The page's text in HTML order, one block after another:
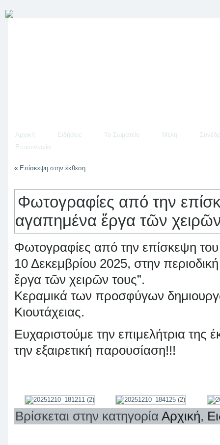
Αρχική Ειδήσεις Το Σωματείο Μέλη
Επικοινωνία
« Επίσκεψη στην έκθεση…
Φωτογραφίες από την
αγαπημένα ἔργα τῶν
Φωτογραφίες από την επίσκεψη
10 Δεκεμβρίου 2025, στην
ἔργα τῶν χειρῶν τους”.
Κεραμικά των προσφύγων
Κιουτάχειας.
Ευχαριστούμε την επιμελήτρια της
την εξαιρετική παρουσίαση!!!
Βρίσκεται στην κατηγορία Αρχική,